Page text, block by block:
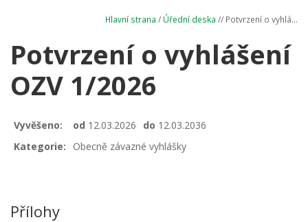
Hlavní strana / Úřední deska // Potvrzení o vyhlá...
Potvrzení o vyhlášení
OZV 1/2026
Vyvěšeno: od 12.03.2026 do 12.03.2036
Kategorie:
Obecně závazné vyhlášky
Přílohy